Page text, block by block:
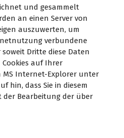
und gesammelt
an einen Server von
auszuwerten, um
verbundene
Dritte diese Daten
Cookies auf Ihrer
MS Internet-Explorer unter
hin, dass Sie in diesem
der Bearbeitung der über